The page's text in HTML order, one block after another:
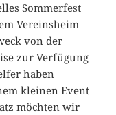
Sommerfest
Vereinsheim
von der
zur Verfügung
haben
kleinen Event
möchten wir